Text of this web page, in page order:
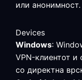
или анонимност.
Devices
Windows:
VPN-клиентот и
со директна